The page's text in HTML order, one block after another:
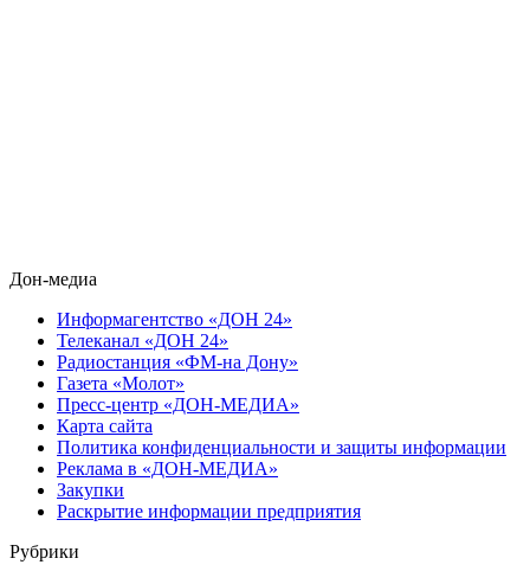
Дон-медиа
Информагентство «ДОН 24»
Телеканал «ДОН 24»
Радиостанция «ФМ-на Дону»
Газета «Молот»
Пресс-центр «ДОН-МЕДИА»
Карта сайта
Политика конфиденциальности и защиты информации
Реклама в «ДОН-МЕДИА»
Закупки
Раскрытие информации предприятия
Рубрики